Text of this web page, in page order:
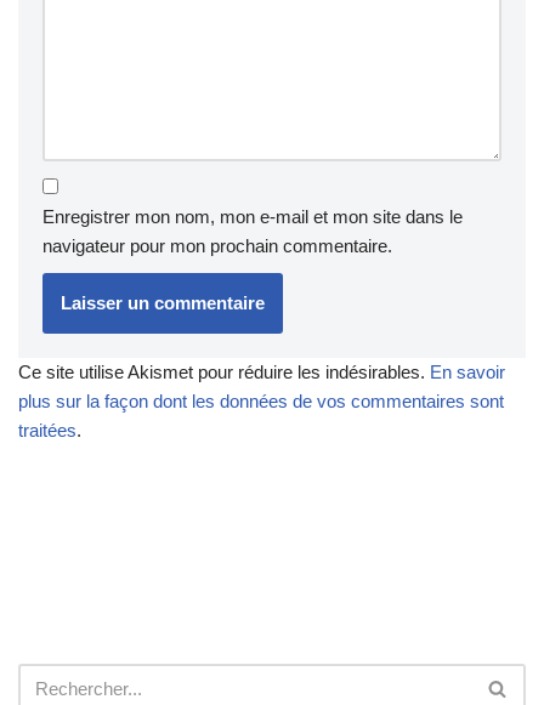
Enregistrer mon nom, mon e-mail et mon site dans le
navigateur pour mon prochain commentaire.
Ce site utilise Akismet pour réduire les indésirables. En savoir
plus sur la façon dont les données de vos commentaires sont
traitées.